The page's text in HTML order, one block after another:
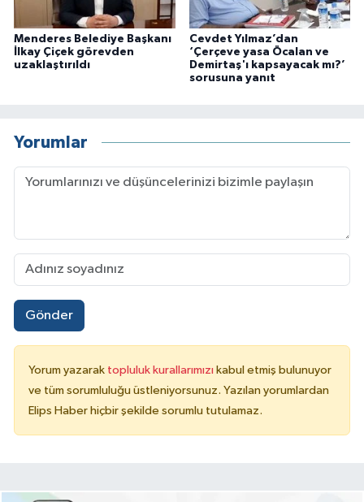
Menderes Belediye Başkanı
İlkay Çiçek görevden
uzaklaştırıldı
Cevdet Yılmaz’dan
‘Çerçeve yasa Öcalan ve
Demirtaş'ı kapsayacak mı?’
sorusuna yanıt
Yorumlar
Gönder
Yorum yazarak topluluk kurallarımızı kabul etmiş bulunuyor
ve tüm sorumluluğu üstleniyorsunuz. Yazılan yorumlardan
Elips Haber hiçbir şekilde sorumlu tutulamaz.